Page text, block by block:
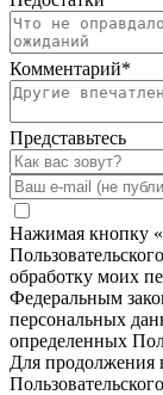
Комментарий*
Представьтесь
Нажимая кнопку
обработку моих
Федеральным
персональных
определенных
Для продолжения